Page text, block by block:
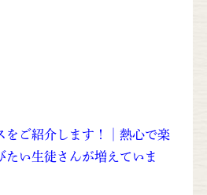
をご紹介します！│熱心で楽
たい生徒さんが増えていま